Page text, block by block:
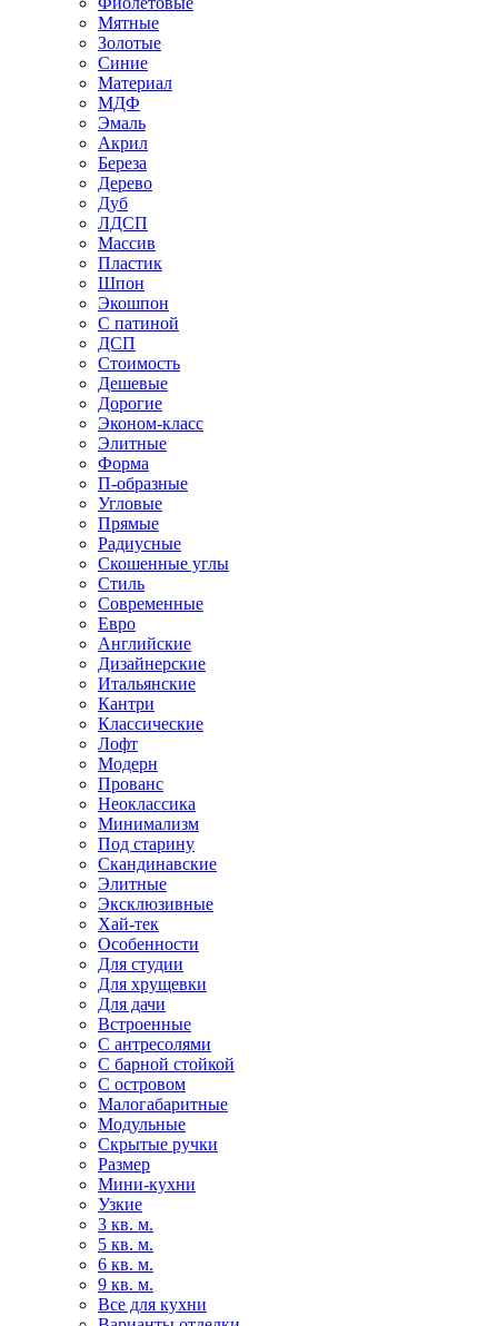
Мятные
Золотые
Синие
Материал
МДФ
Эмаль
Акрил
Береза
Дерево
Дуб
ЛДСП
Массив
Пластик
Шпон
Экошпон
С патиной
ДСП
Стоимость
Дешевые
Дорогие
Эконом-класс
Элитные
Форма
П-образные
Угловые
Прямые
Радиусные
Скошенные углы
Стиль
Современные
Евро
Английские
Дизайнерские
Итальянские
Кантри
Классические
Лофт
Модерн
Прованс
Неоклассика
Минимализм
Под старину
Скандинавские
Элитные
Эксклюзивные
Хай-тек
Особенности
Для студии
Для хрущевки
Для дачи
Встроенные
С антресолями
С барной стойкой
С островом
Малогабаритные
Модульные
Скрытые ручки
Размер
Мини-кухни
Узкие
3 кв. м.
5 кв. м.
6 кв. м.
9 кв. м.
Все для кухни